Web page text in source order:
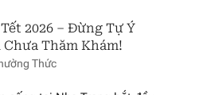
2026 – Đừng Tự Ý
Chưa Thăm Khám!
Thức